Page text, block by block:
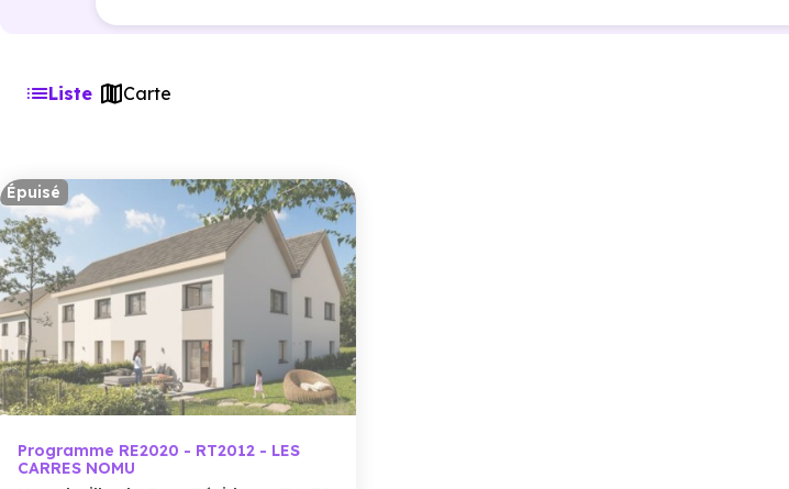
Liste Carte
Épuisé
Programme RE2020 - RT2012 - LES
CARRES NOMU